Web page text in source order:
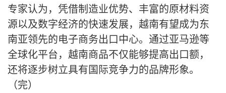
专家认为，凭借制造业优势、丰富的原材料资
源以及数字经济的快速发展，越南有望成为东
南亚领先的电子商务出口中心。通过亚马逊等
全球化平台，越南商品不仅能够提高出口额，
还将逐步树立具有国际竞争力的品牌形象。
（完）